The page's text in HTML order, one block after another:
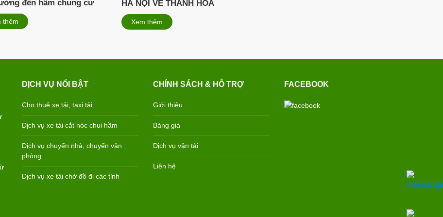
đến hầm chung cư
thêm
HÀ NỘI VỀ THANH HÓA
Xem thêm
DỊCH VỤ NỔI BẬT
Cho thuê xe tải, taxi tải
Dịch vụ xe tải cắt nóc chui hầm
Dịch vụ chuyển nhà, chuyển văn
phòng
Dịch vụ xe tải chở đồ đi các tỉnh
CHÍNH SÁCH & HỖ TRỢ
Giới thiệu
Bảng giá
Dịch vụ vận tải
Liên hệ
FACEBOOK